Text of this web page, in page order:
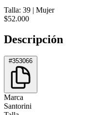
Talla: 39 | Mujer
$52.000
Descripción
#353066
Marca
Santorini